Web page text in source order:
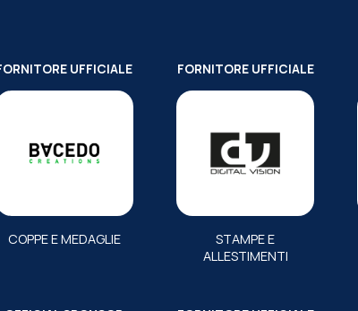
UFFICIALE
COPPE E MEDAGLIE
FORNITORE UFFICIALE
STAMPE E
ALLESTIMENTI